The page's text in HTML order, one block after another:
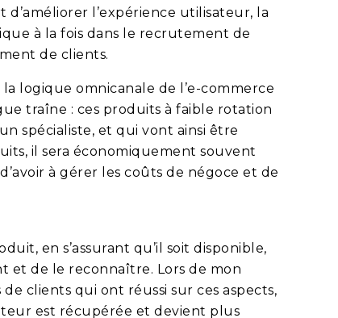
l’expérience utilisateur, la
à la fois dans le recrutement de
de clients.
logique omnicanale de l’e-commerce
traîne : ces produits à faible rotation
spécialiste, et qui vont ainsi être
il sera économiquement souvent
à gérer les coûts de négoce et de
en s’assurant qu’il soit disponible,
et de le reconnaître. Lors de mon
clients qui ont réussi sur ces aspects,
est récupérée et devient plus